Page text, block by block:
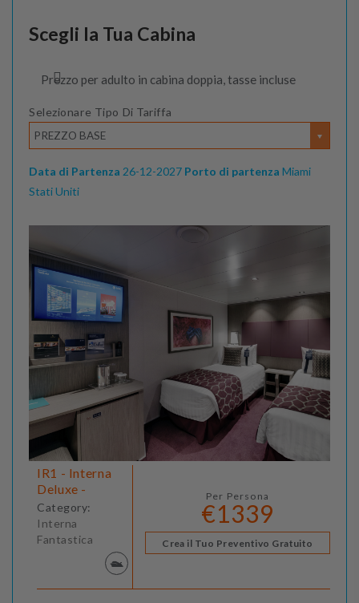
Scegli la Tua Cabina
Prezzo per adulto in cabina doppia, tasse incluse
Selezionare Tipo Di Tariffa
PREZZO BASE
Data di Partenza 26-12-2027 Porto di partenza Miami
Stati Uniti
IR1 - Interna
Deluxe -
Category:
Interna
Fantastica
Per Persona
€1339
Crea il Tuo Preventivo Gratuito